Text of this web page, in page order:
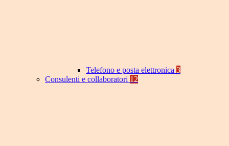
Telefono e posta elettronica 3
Consulenti e collaboratori 12